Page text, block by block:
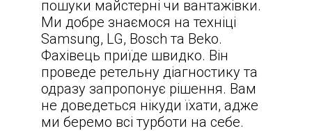
пошуки майстерні чи вантажівки.
Ми добре знаємося на техніці
Samsung, LG, Bosch та Beko.
Фахівець приїде швидко. Він
проведе ретельну діагностику та
одразу запропонує рішення. Вам
не доведеться нікуди їхати, адже
ми беремо всі турботи на себе.